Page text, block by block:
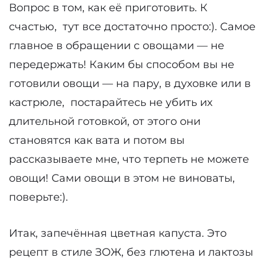
Вопрос в том, как её приготовить. К
счастью, тут все достаточно просто:). Самое
главное в обращении с овощами — не
передержать! Каким бы способом вы не
готовили овощи — на пару, в духовке или в
кастрюле, постарайтесь не убить их
длительной готовкой, от этого они
становятся как вата и потом вы
рассказываете мне, что терпеть не можете
овощи! Сами овощи в этом не виноваты,
поверьте:).
Итак, запечённая цветная капуста. Это
рецепт в стиле ЗОЖ, без глютена и лактозы